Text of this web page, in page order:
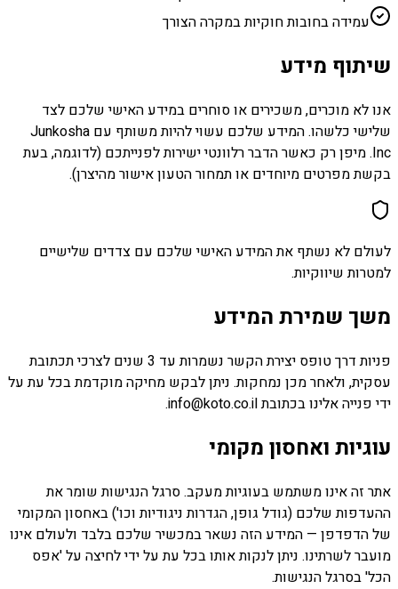
עמידה בחובות חוקיות במקרה הצורך
שיתוף מידע
אנו לא מוכרים, משכירים או סוחרים במידע האישי שלכם לצד
שלישי כלשהו. המידע שלכם עשוי להיות משותף עם Junkosha
Inc. מיפן רק כאשר הדבר רלוונטי ישירות לפנייתכם (לדוגמה, בעת
בקשת מפרטים מיוחדים או תמחור הטעון אישור מהיצרן).
לעולם לא נשתף את המידע האישי שלכם עם צדדים שלישיים
למטרות שיווקיות.
משך שמירת המידע
פניות דרך טופס יצירת הקשר נשמרות עד 3 שנים לצרכי תכתובת
עסקית, ולאחר מכן נמחקות. ניתן לבקש מחיקה מוקדמת בכל עת על
ידי פנייה אלינו בכתובת info@koto.co.il.
עוגיות ואחסון מקומי
אתר זה אינו משתמש בעוגיות מעקב. סרגל הנגישות שומר את
ההעדפות שלכם (גודל גופן, הגדרות ניגודיות וכו') באחסון המקומי
של הדפדפן — המידע הזה נשאר במכשיר שלכם בלבד ולעולם אינו
מועבר לשרתינו. ניתן לנקות אותו בכל עת על ידי לחיצה על 'אפס
הכל' בסרגל הנגישות.